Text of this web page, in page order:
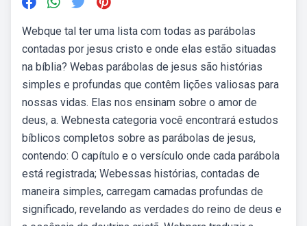
Webque tal ter uma lista com todas as parábolas
contadas por jesus cristo e onde elas estão situadas
na bíblia? Webas parábolas de jesus são histórias
simples e profundas que contêm lições valiosas para
nossas vidas. Elas nos ensinam sobre o amor de
deus, a. Webnesta categoria você encontrará estudos
bíblicos completos sobre as parábolas de jesus,
contendo: O capítulo e o versículo onde cada parábola
está registrada; Webessas histórias, contadas de
maneira simples, carregam camadas profundas de
significado, revelando as verdades do reino de deus e